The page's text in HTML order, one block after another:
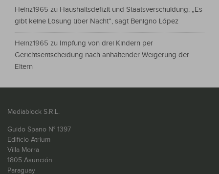
Heinz1965 zu Haushaltsdefizit und Staatsverschuldung: „Es
gibt keine Lösung über Nacht“, sagt Benigno López
Heinz1965 zu Impfung von drei Kindern per
Gerichtsentscheidung nach anhaltender Weigerung der
Eltern
Mediablock S.R.L.
Guido Spano N° 1397
Edificio Atrium
Villa Morra
1805 Asunción
Paraguay